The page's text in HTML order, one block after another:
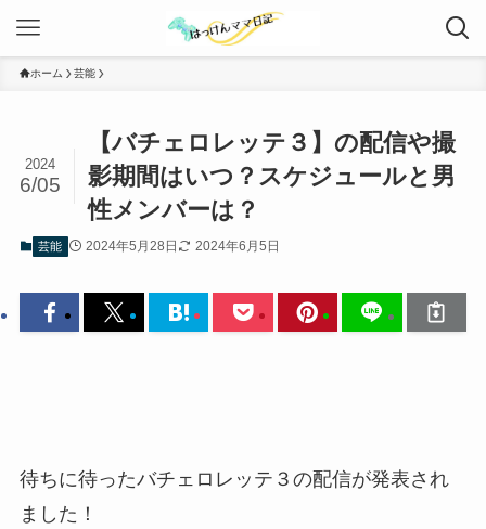
ホーム 芸能
【バチェロレッテ３】の配信や撮
影期間はいつ？スケジュールと男
性メンバーは？
2024
6/05
芸能 2024年5月28日 2024年6月5日
待ちに待ったバチェロレッテ３の配信が発表され
ました！